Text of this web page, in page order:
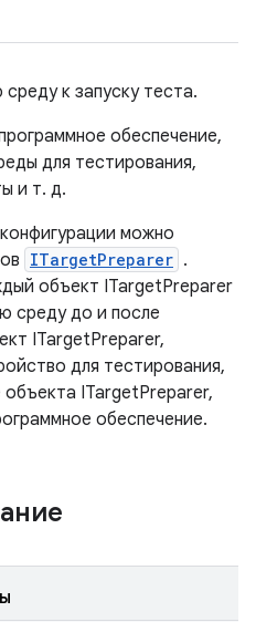
к запуску теста.
обеспечение,
для тестирования,
и т. д.
можно
ITargetPreparer .
объект ITargetPreparer
среду до и после
ITargetPreparer,
для тестирования,
объекта ITargetPreparer,
обеспечение.